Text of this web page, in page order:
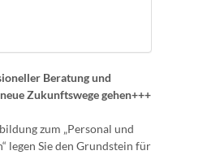
Beratung und
Zukunftswege gehen+++
zum „Personal und
legen Sie den Grundstein für